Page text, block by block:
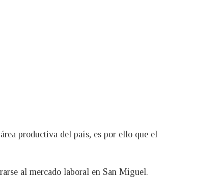
productiva del país, es por ello que el
al mercado laboral en San Miguel.